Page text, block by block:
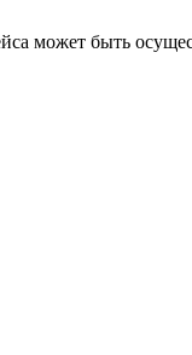
может быть